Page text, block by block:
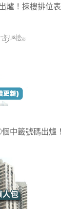
爐！揀樓排位表
中籤號碼出爐！